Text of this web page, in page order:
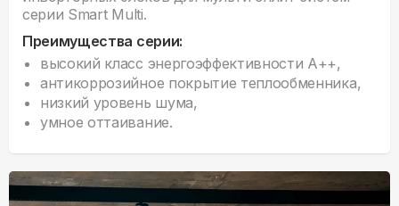
серии Smart Multi.
Преимущества серии:
высокий класс энергоэффективности А++,
антикоррозийное покрытие теплообменника,
низкий уровень шума,
умное оттаивание.